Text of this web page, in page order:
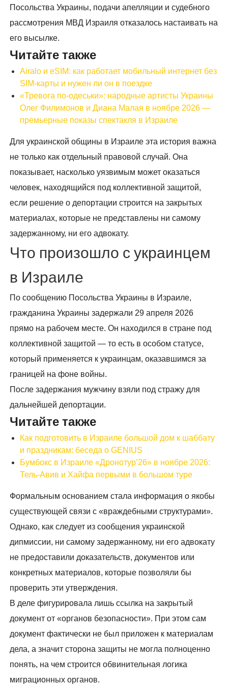
Посольства Украины, подачи апелляции и судебного
рассмотрения МВД Израиля отказалось настаивать на
его высылке.
Читайте также
Airalo и eSIM: как работает мобильный интернет без
SIM-карты и нужен ли он в поездке
«Тревога по-одеськи»: народные артисты Украины
Олег Филимонов и Диана Малая в ноябре 2026 —
премьерные показы спектакля в Израиле
Для украинской общины в Израиле эта история важна
не только как отдельный правовой случай. Она
показывает, насколько уязвимым может оказаться
человек, находящийся под коллективной защитой,
если решение о депортации строится на закрытых
материалах, которые не представлены ни самому
задержанному, ни его адвокату.
Что произошло с украинцем
в Израиле
По сообщению Посольства Украины в Израиле,
гражданина Украины задержали 29 апреля 2026
прямо на рабочем месте. Он находился в стране под
коллективной защитой — то есть в особом статусе,
который применяется к украинцам, оказавшимся за
границей на фоне войны.
После задержания мужчину взяли под стражу для
дальнейшей депортации.
Читайте также
Как подготовить в Израиле большой дом к шаббату
и праздникам: беседа о GENIUS
Бумбокс в Израиле «Дронотур’26» в ноябре 2026:
Тель-Авив и Хайфа первыми в большом туре
Формальным основанием стала информация о якобы
существующей связи с «враждебными структурами».
Однако, как следует из сообщения украинской
дипмиссии, ни самому задержанному, ни его адвокату
не предоставили доказательств, документов или
конкретных материалов, которые позволяли бы
проверить эти утверждения.
В деле фигурировала лишь ссылка на закрытый
документ от «органов безопасности». При этом сам
документ фактически не был приложен к материалам
дела, а значит сторона защиты не могла полноценно
понять, на чем строится обвинительная логика
миграционных органов.